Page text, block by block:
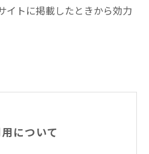
イトに掲載したときから効力
について